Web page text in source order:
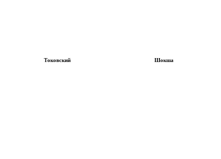
Токовский Шокша